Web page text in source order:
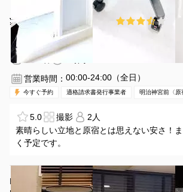
¥2600 〜 ¥2600
明治神宮前〈原宿〉駅 徒歩3分
1〜4名
営業時間： 00:00-24:00（全日）
今すぐ予約 適格請求書発行事業者 明治神宮前〈原
5.0 撮影
2人
素晴らしい立地と原宿とは思えない安さ！
く予定です。
H1T渋谷道玄坂 THE GARDEN 会議室 02(4名)